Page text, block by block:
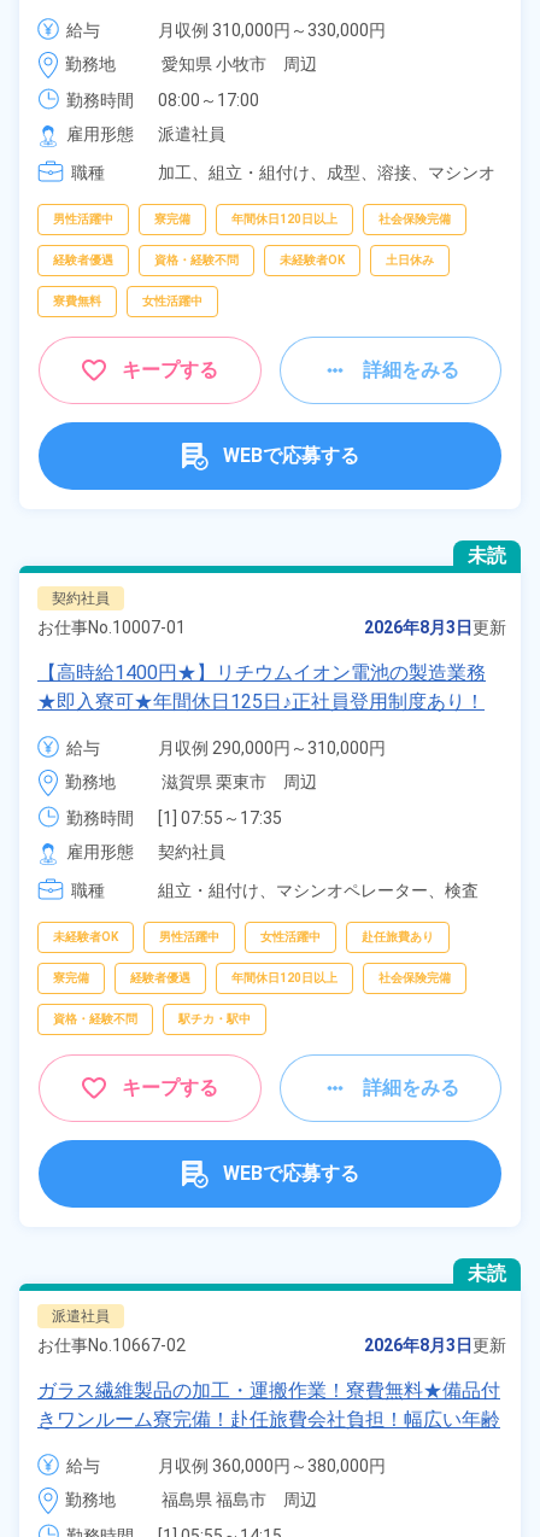
ルーム寮完備！日払い制度あり！マイカー通勤OK！1
食400円～食堂の利用OK!《愛知県小牧市》
給与
月収例 310,000円～330,000円
時給 1,800円～1,800円
勤務地
愛知県 小牧市　周辺
勤務時間
08:00～17:00
雇用形態
派遣社員
職種
加工、 組立・組付け、 成型、 溶接、 マシンオ
男性活躍中 寮完備 年間休日120日以上 社会保険完備
経験者優遇 資格・経験不問 未経験者OK 土日休み
寮費無料 女性活躍中
キープする 詳細をみる
WEBで応募する
未読
契約社員
お仕事No. 10007-01 2026年8月3日更新
【高時給1400円★】リチウムイオン電池の製造業務
★即入寮可★年間休日125日♪正社員登用制度あり！
カップル＆友達同士の応募可！日払い制度あり！食堂
利用OK！20代～50代の男女活躍中！備品付きワンル
ーム寮完備！赴任旅費会社負担◎生活支援物資事前対
応可★《滋賀県栗東市》
給与
月収例 290,000円～310,000円
時給 1,400円～1,400円
勤務地
滋賀県 栗東市　周辺
勤務時間
[1] 07:55～17:35
[2] 19:55～05:35
雇用形態
契約社員
職種
組立・組付け、 マシンオペレーター、 検査
未経験者OK 男性活躍中 女性活躍中 赴任旅費あり
寮完備 経験者優遇 年間休日120日以上 社会保険完備
資格・経験不問 駅チカ・駅中
キープする 詳細をみる
WEBで応募する
未読
派遣社員
お仕事No. 10667-02 2026年8月3日更新
ガラス繊維製品の加工・運搬作業！寮費無料★備品付
きワンルーム寮完備！赴任旅費会社負担！幅広い年齢
の男性活躍中★正社員登用制度あり！日払い制度あ
り！《福島県福島市》
給与
月収例 360,000円～380,000円
時給 1,625円～1,625円
勤務地
福島県 福島市　周辺